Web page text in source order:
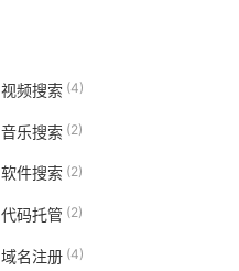
视频搜索 (4)
音乐搜索 (2)
软件搜索 (2)
代码托管(2)
域名注册(4)